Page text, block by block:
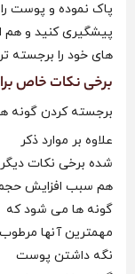
پاک نموده و پوست
پیشگیری کنید و هم
های خود را برجسته
برخی نکات خاص
برجسته کردن گونه
علاوه بر موارد ذکر
شده برخی نکات دیگر
هم سبب افزایش
گونه‌ ها می‌ شود که
مهمترین آنها مرطوب
نگه داشتن پوست